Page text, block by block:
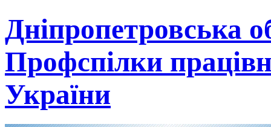
Дніпропетровська
Профспілки
України